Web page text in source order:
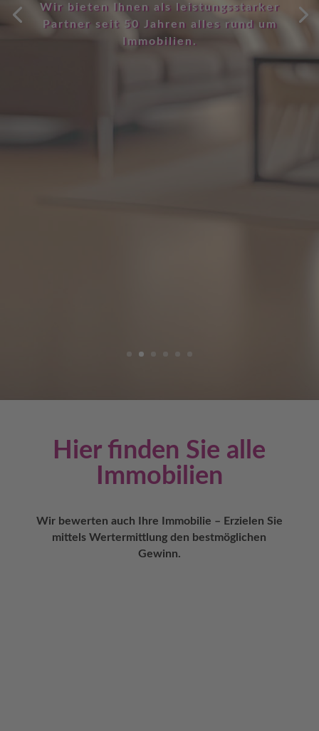
Wir bieten Ihnen als leistungsstarker
Partner seit 50 Jahren alles rund um
Immobilien.
Hier finden Sie alle
Immobilien
Wir bewerten auch Ihre Immobilie – Erzielen Sie
mittels Wertermittlung den bestmöglichen
Gewinn.